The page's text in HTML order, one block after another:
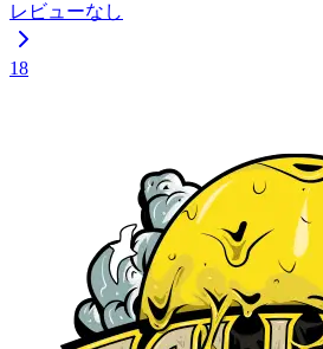
レビューなし
18